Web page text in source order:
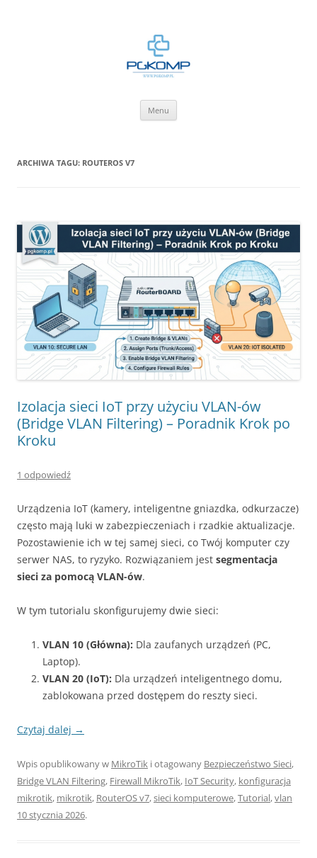
Menu
ARCHIWA TAGU: ROUTEROS V7
Izolacja sieci IoT przy użyciu VLAN-ów
(Bridge VLAN Filtering) – Poradnik Krok po
Kroku
1 odpowiedź
Urządzenia IoT (kamery, inteligentne gniazdka, odkurzacze)
często mają luki w zabezpieczeniach i rzadkie aktualizacje.
Pozostawienie ich w tej samej sieci, co Twój komputer czy
serwer NAS, to ryzyko. Rozwiązaniem jest segmentacja
sieci za pomocą VLAN-ów.
W tym tutorialu skonfigurujemy dwie sieci:
VLAN 10 (Główna): Dla zaufanych urządzeń (PC,
Laptop).
VLAN 20 (IoT): Dla urządzeń inteligentnego domu,
zablokowana przed dostępem do reszty sieci.
Czytaj dalej →
Wpis opublikowany w MikroTik i otagowany Bezpieczeństwo Sieci,
Bridge VLAN Filtering, Firewall MikroTik, IoT Security, konfiguracja
mikrotik, mikrotik, RouterOS v7,sieci komputerowe,Tutorial,vlan
10 stycznia 2026.